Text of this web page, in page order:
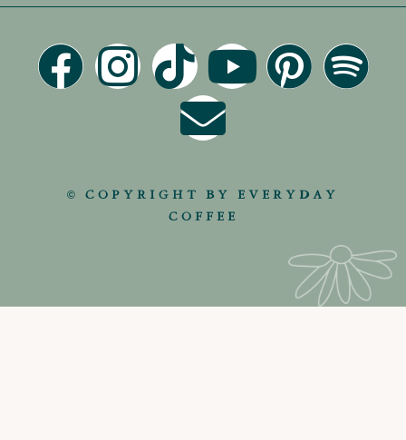
© COPYRIGHT BY EVERYDAY
COFFEE